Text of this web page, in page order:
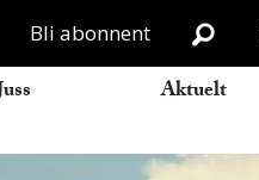
Bli abonnent
Aktuelt